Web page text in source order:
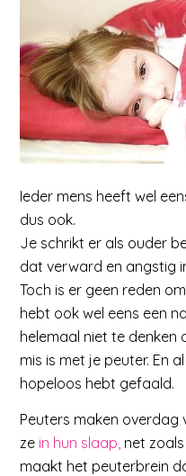
Ieder mens heeft wel
dus ook.
Je schrikt er als ouder
dat verward en angstig
Toch is er geen reden
hebt ook wel eens een
helemaal niet te denken
mis is met je peuter. En
hopeloos hebt gefaald.
Peuters maken overdag
ze in hun slaap, net
maakt het peuterbrein